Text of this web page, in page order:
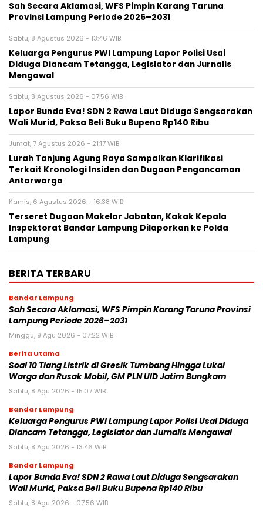
Sah Secara Aklamasi, WFS Pimpin Karang Taruna
Provinsi Lampung Periode 2026–2031
Sabtu, 8 Agustus 2026 - 13:46 WIB
Keluarga Pengurus PWI Lampung Lapor Polisi Usai
Diduga Diancam Tetangga, Legislator dan Jurnalis
Mengawal
Sabtu, 8 Agustus 2026 - 07:56 WIB
Lapor Bunda Eva! SDN 2 Rawa Laut Diduga Sengsarakan
Wali Murid, Paksa Beli Buku Bupena Rp140 Ribu
Jumat, 7 Agustus 2026 - 21:17 WIB
Lurah Tanjung Agung Raya Sampaikan Klarifikasi
Terkait Kronologi Insiden dan Dugaan Pengancaman
Antarwarga
Kamis, 6 Agustus 2026 - 16:38 WIB
Terseret Dugaan Makelar Jabatan, Kakak Kepala
Inspektorat Bandar Lampung Dilaporkan ke Polda
Lampung
BERITA TERBARU
Bandar Lampung
Sah Secara Aklamasi, WFS Pimpin Karang Taruna Provinsi
Lampung Periode 2026–2031
Minggu, 9 Agu 2026 - 07:22 WIB
Berita Utama
Soal 10 Tiang Listrik di Gresik Tumbang Hingga Lukai
Warga dan Rusak Mobil, GM PLN UID Jatim Bungkam
Sabtu, 8 Agu 2026 - 15:07 WIB
Bandar Lampung
Keluarga Pengurus PWI Lampung Lapor Polisi Usai Diduga
Diancam Tetangga, Legislator dan Jurnalis Mengawal
Sabtu, 8 Agu 2026 - 13:46 WIB
Bandar Lampung
Lapor Bunda Eva! SDN 2 Rawa Laut Diduga Sengsarakan
Wali Murid, Paksa Beli Buku Bupena Rp140 Ribu
Sabtu, 8 Agu 2026 - 07:56 WIB